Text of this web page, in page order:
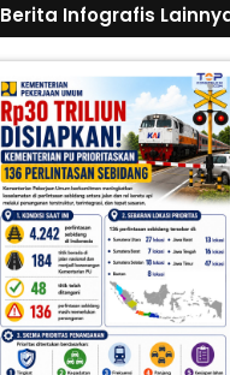
Berita Infografis